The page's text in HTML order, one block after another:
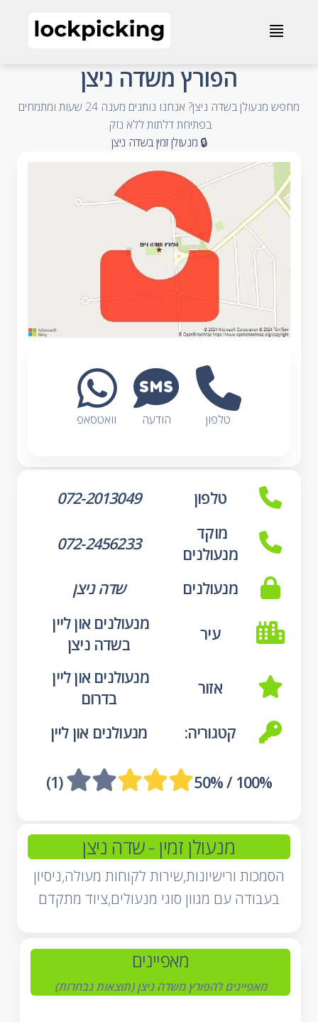
הפורץ משדה ניצן - 072-2013049 - מנעולנים און ליין
≣
הפורץ משדה ניצן
מחפש מנעולן בשדה ניצן? אנחנו נותנים מענה 24 שעות ומתמחים
בפתיחת דלתות ללא נזק.
🔒 מנעולן זמין בשדה ניצן
- Accessible Category and City
טלפון הודעה וואטסאפ
טלפון
072-2013049
מנעולנים
072-2456233
מנעולנים שדה ניצן
עיר
בשדה ניצן
אזור
בדרום
קטגוריה:
מנעולנים און ליין
100% / 50%
(1)
מנעולן זמין - שדה ניצן
הסמכות ורישיונות,שירות לקוחות מעולה,ניסיון
בעבודה עם מגוון סוגי מנעולים,ציוד מתקדם
מאפיינים
מאפיינים להפורץ משדה ניצן (תוצאות נבחרות)